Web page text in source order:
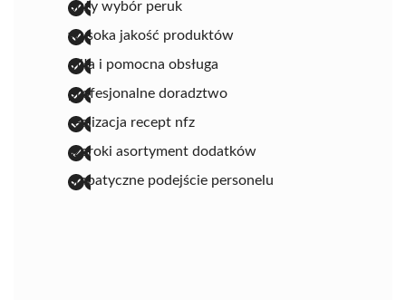
duży wybór peruk
wysoka jakość produktów
miła i pomocna obsługa
profesjonalne doradztwo
realizacja recept nfz
szeroki asortyment dodatków
empatyczne podejście personelu